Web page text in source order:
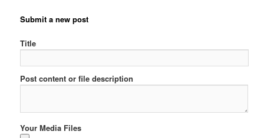
Submit a new post
Title
Post content or file description
Your Media Files